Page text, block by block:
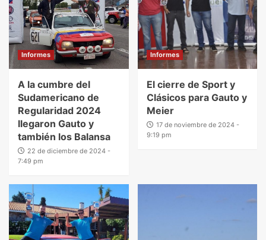
Informes
A la cumbre del
Sudamericano de
Regularidad 2024
llegaron Gauto y
también los Balansa
22 de diciembre de 2024 -
7:49 pm
Informes
El cierre de Sport y
Clásicos para Gauto y
Meier
17 de noviembre de 2024 -
9:19 pm